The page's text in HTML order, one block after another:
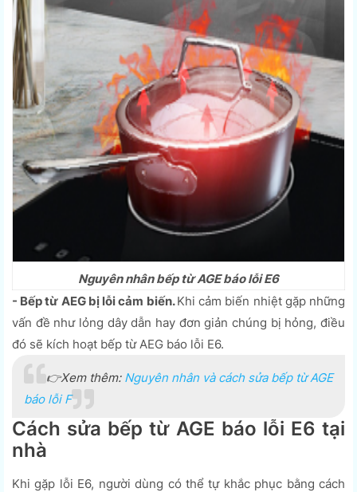
Nguyên nhân bếp từ AGE báo lỗi E6
- Bếp từ AEG bị lỗi cảm biến.Khi cảm biến nhiệt gặp những
vấn đề như lỏng dây dẫn hay đơn giản chúng bị hỏng, điều
đó sẽ kích hoạt bếp từ AEG báo lỗi E6.
👉Xem thêm: Nguyên nhân và cách sửa bếp từ AGE
báo lỗi F
Cách sửa bếp từ AGE báo lỗi E6 tại
nhà
Khi gặp lỗi E6, người dùng có thể tự khắc phục bằng cách